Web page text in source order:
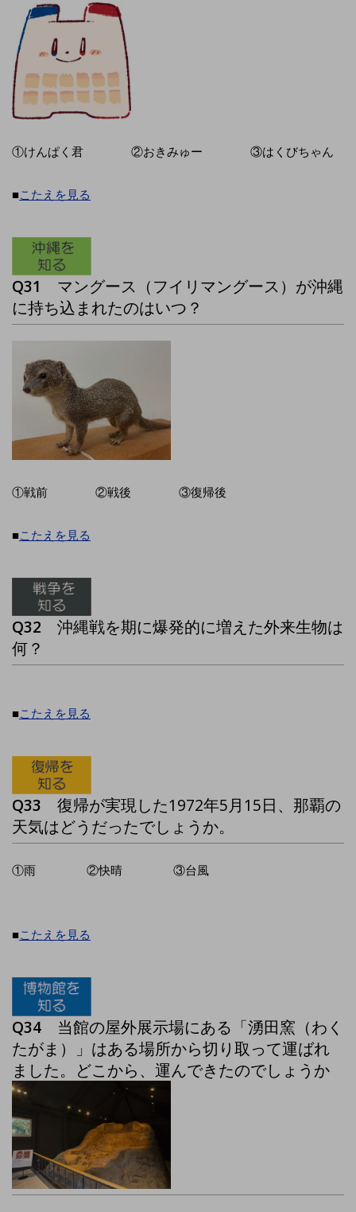
①けんぱく君 ②おきみゅー ③はくびちゃん
■こたえを見る
Q31 マングース（フイリマングース）が沖縄
に持ち込まれたのはいつ？
①戦前 ②戦後 ③復帰後
■こたえを見る
Q32 沖縄戦を期に爆発的に増えた外来生物は
何？
■こたえを見る
Q33 復帰が実現した1972年5月15日、那覇の
天気はどうだったでしょうか。
①雨 ②快晴 ③台風
■こたえを見る
Q34 当館の屋外展示場にある「湧田窯（わく
たがま）」はある場所から切り取って運ばれ
ました。どこから、運んできたのでしょうか